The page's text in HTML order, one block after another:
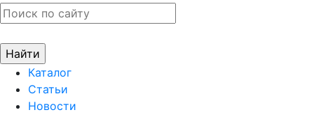
Каталог
Статьи
Новости